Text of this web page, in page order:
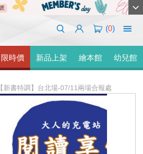
(0)
限時價 新品上架 繪本館 幼兒館
【新書特調】台北場-07/11兩場合報處